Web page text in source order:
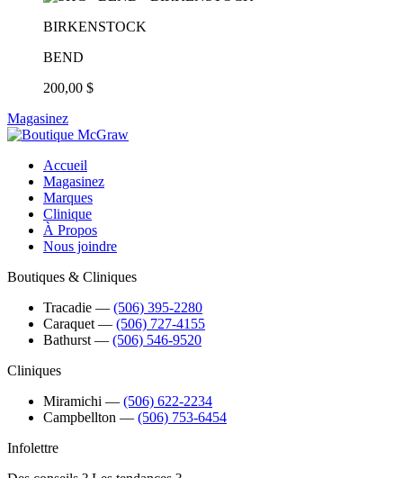
BIRKENSTOCK
BEND
200,00 $
Magasinez
Accueil
Magasinez
Marques
Clinique
À Propos
Nous joindre
Boutiques & Cliniques
Tracadie ― (506) 395-2280
Caraquet ― (506) 727-4155
Bathurst ― (506) 546-9520
Cliniques
Miramichi ― (506) 622-2234
Campbellton ― (506) 753-6454
Infolettre